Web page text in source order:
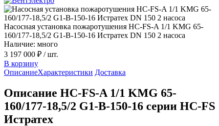
Насосная установка пожаротушения HC-FS-A 1/1 KMG 65-
160/177-18,5/2 G1-B-150-16 Истратех DN 150 2 насоса
Наличие: много
3 197 000 ₽ / шт.
В корзину
ОписаниеХарактеристики Доставка
Описание HC-FS-A 1/1 KMG 65-
160/177-18,5/2 G1-B-150-16 серии HC-FS
Истратех